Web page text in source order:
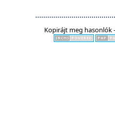
Kopirájt meg hasonlók